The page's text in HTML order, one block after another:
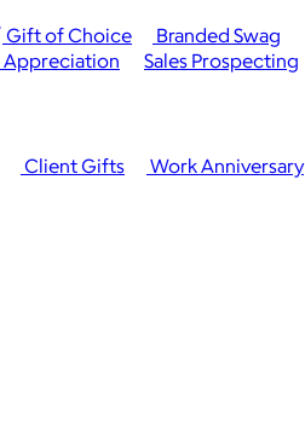
Gift of Choice
Branded Swag
Client Gifts
Work Anniversary
Sales Prospecting